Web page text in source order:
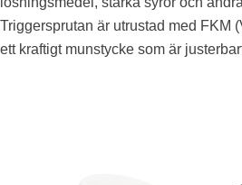
Triggersprutan är utrustad med FKM
ett kraftigt munstycke som är